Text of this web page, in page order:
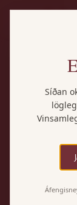
Síðan